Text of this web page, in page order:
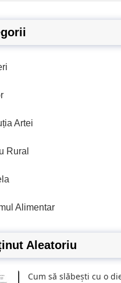
Artei
Rural
Alimentar
Aleatoriu
Cum să slăbești cu o